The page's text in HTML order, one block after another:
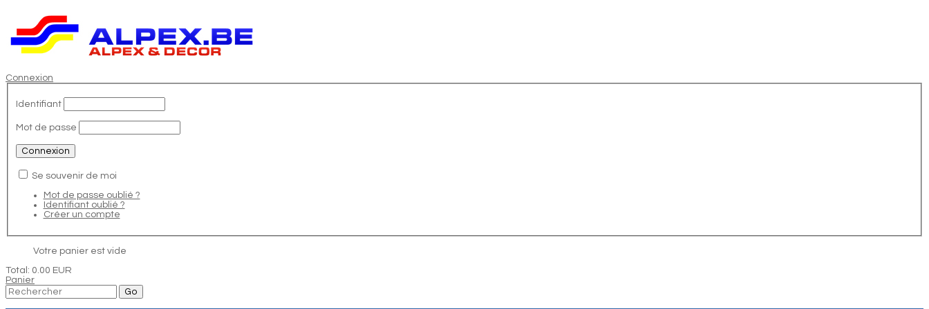
Connexion
Identifiant
Mot de passe
Se souvenir de moi
Mot de passe oublié ?
Identifiant oublié ?
Créer un compte
Votre panier est vide
Total: 0.00 EUR
Panier